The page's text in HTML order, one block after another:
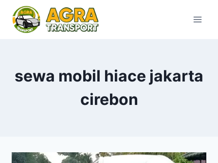
content
sewa mobil hiace jakarta
cirebon